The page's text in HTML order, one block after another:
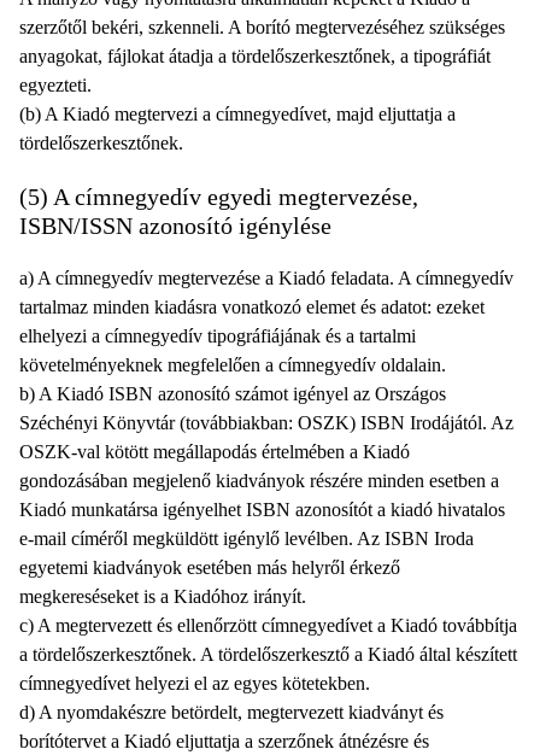
szerzőtől bekéri, szkenneli. A borító megtervezéséhez szükséges
anyagokat, fájlokat átadja a tördelőszerkesztőnek, a tipográfiát
egyezteti.
(b) A Kiadó megtervezi a címnegyedívet, majd eljuttatja a
tördelőszerkesztőnek.
(5) A címnegyedív egyedi megtervezése,
ISBN/ISSN azonosító igénylése
a) A címnegyedív megtervezése a Kiadó feladata. A címnegyedív
tartalmaz minden kiadásra vonatkozó elemet és adatot: ezeket
elhelyezi a címnegyedív tipográfiájának és a tartalmi
követelményeknek megfelelően a címnegyedív oldalain.
b) A Kiadó ISBN azonosító számot igényel az Országos
Széchényi Könyvtár (továbbiakban: OSZK) ISBN Irodájától. Az
OSZK-val kötött megállapodás értelmében a Kiadó
gondozásában megjelenő kiadványok részére minden esetben a
Kiadó munkatársa igényelhet ISBN azonosítót a kiadó hivatalos
e-mail címéről megküldött igénylő levélben. Az ISBN Iroda
egyetemi kiadványok esetében más helyről érkező
megkereséseket is a Kiadóhoz irányít.
c) A megtervezett és ellenőrzött címnegyedívet a Kiadó továbbítja
a tördelőszerkesztőnek. A tördelőszerkesztő a Kiadó által készített
címnegyedívet helyezi el az egyes kötetekben.
d) A nyomdakészre betördelt, megtervezett kiadványt és
borítótervet a Kiadó eljuttatja a szerzőnek átnézésre és